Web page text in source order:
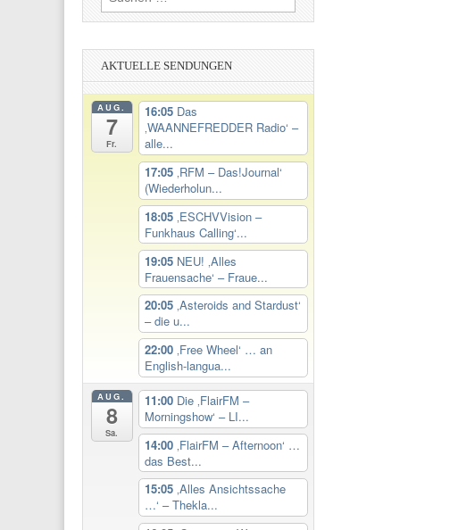
nach:
AKTUELLE SENDUNGEN
AUG.
7
Fr.
16:05 Das
‚WAANNEFREDDER Radio‘ –
alle...
17:05 ‚RFM – Das!Journal‘
(Wiederholun...
18:05 ‚ESCHVVision –
Funkhaus Calling‘...
19:05 NEU! ‚Alles
Frauensache‘ – Fraue...
20:05 ‚Asteroids and Stardust‘
– die u...
22:00 ‚Free Wheel‘ … an
English-langua...
AUG.
8
Sa.
11:00 Die ‚FlairFM –
Morningshow‘ – LI...
14:00 ‚FlairFM – Afternoon‘ …
das Best...
15:05 ‚Alles Ansichtssache
…‘ – Thekla...